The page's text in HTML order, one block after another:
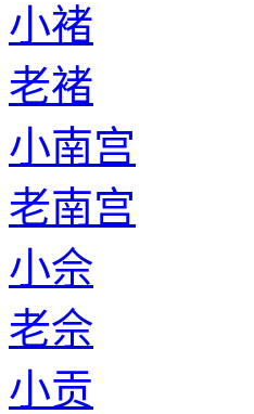
小褚
老褚
小南宫
老南宫
小佘
老佘
小贡